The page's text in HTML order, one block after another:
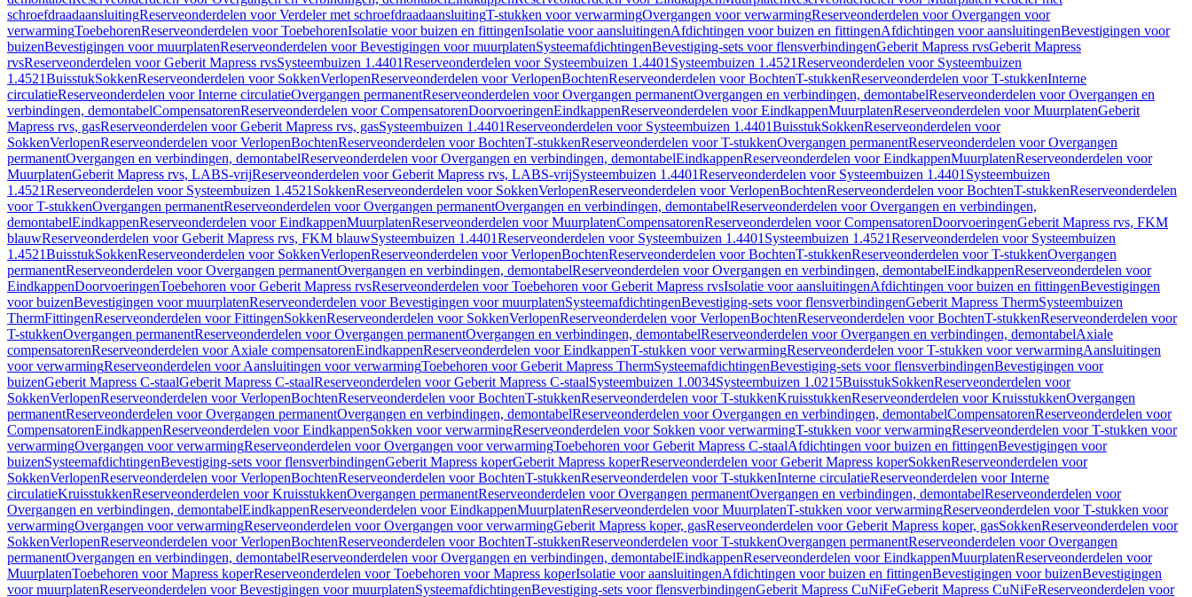
schroefdraadaansluitingReserveonderdelen voor Verdeler met schroefdraadaansluitingT-stukken voor verwarmingOvergangen voor verwarmingReserveonderdelen voor Overgangen voor
verwarmingToebehorenReserveonderdelen voor ToebehorenIsolatie voor buizen en fittingenIsolatie voor aansluitingenAfdichtingen voor buizen en fittingenAfdichtingen voor aansluitingenBevestigingen voor
buizenBevestigingen voor muurplatenReserveonderdelen voor Bevestigingen voor muurplatenSysteemafdichtingenBevestiging-sets voor flensverbindingenGeberit Mapress rvsGeberit Mapress
rvsReserveonderdelen voor Geberit Mapress rvsSysteembuizen 1.4401Reserveonderdelen voor Systeembuizen 1.4401 Systeembuizen 1.4521Reserveonderdelen voor Systeembuizen
1.4521BuisstukSokkenReserveonderdelen voor SokkenVerlopenReserveonderdelen voor VerlopenBochtenReserveonderdelen voor BochtenT-stukkenReserveonderdelen voor T-stukkenInterne
circulatieReserveonderdelen voor Interne circulatieOvergangen permanentReserveonderdelen voor Overgangen permanentOvergangen en verbindingen, demontabelReserveonderdelen voor Overgangen en
verbindingen, demontabelCompensatorenReserveonderdelen voor CompensatorenDoorvoeringenEindkappenReserveonderdelen voor EindkappenMuurplatenReserveonderdelen voor MuurplatenGeberit
Mapress rvs, gasReserveonderdelen voor Geberit Mapress rvs, gasSysteembuizen 1.4401Reserveonderdelen voor Systeembuizen 1.4401BuisstukSokkenReserveonderdelen voor
SokkenVerlopenReserveonderdelen voor VerlopenBochtenReserveonderdelen voor BochtenT-stukkenReserveonderdelen voor T-stukkenOvergangen permanentReserveonderdelen voor Overgangen
permanentOvergangen en verbindingen, demontabelReserveonderdelen voor Overgangen en verbindingen, demontabelEindkappenReserveonderdelen voor EindkappenMuurplatenReserveonderdelen voor
MuurplatenGeberit Mapress rvs, LABS-vrijReserveonderdelen voor Geberit Mapress rvs, LABS-vrijSysteembuizen 1.4401Reserveonderdelen voor Systeembuizen 1.4401 Systeembuizen
1.4521Reserveonderdelen voor Systeembuizen 1.4521 SokkenReserveonderdelen voor SokkenVerlopenReserveonderdelen voor VerlopenBochtenReserveonderdelen voor BochtenT-stukkenReserveonderdelen
voor T-stukkenOvergangen permanentReserveonderdelen voor Overgangen permanentOvergangen en verbindingen, demontabelReserveonderdelen voor Overgangen en verbindingen,
demontabelEindkappenReserveonderdelen voor EindkappenMuurplatenReserveonderdelen voor MuurplatenCompensatorenReserveonderdelen voor CompensatorenDoorvoeringenGeberit Mapress rvs, FKM
blauwReserveonderdelen voor Geberit Mapress rvs, FKM blauwSysteembuizen 1.4401Reserveonderdelen voor Systeembuizen 1.4401 Systeembuizen 1.4521Reserveonderdelen voor Systeembuizen
1.4521BuisstukSokkenReserveonderdelen voor SokkenVerlopenReserveonderdelen voor VerlopenBochtenReserveonderdelen voor BochtenT-stukkenReserveonderdelen voor T-stukkenOvergangen
permanentReserveonderdelen voor Overgangen permanentOvergangen en verbindingen, demontabelReserveonderdelen voor Overgangen en verbindingen, demontabelEindkappenReserveonderdelen voor
EindkappenDoorvoeringenToebehoren voor Geberit Mapress rvsReserveonderdelen voor Toebehoren voor Geberit Mapress rvsIsolatie voor aansluitingenAfdichtingen voor buizen en fittingenBevestigingen
voor buizenBevestigingen voor muurplatenReserveonderdelen voor Bevestigingen voor muurplatenSysteemafdichtingenBevestiging-sets voor flensverbindingenGeberit Mapress ThermSysteembuizen
ThermFittingenReserveonderdelen voor FittingenSokkenReserveonderdelen voor SokkenVerlopenReserveonderdelen voor VerlopenBochtenReserveonderdelen voor BochtenT-stukkenReserveonderdelen voor
T-stukkenOvergangen permanentReserveonderdelen voor Overgangen permanentOvergangen en verbindingen, demontabelReserveonderdelen voor Overgangen en verbindingen, demontabelAxiale
compensatorenReserveonderdelen voor Axiale compensatorenEindkappenReserveonderdelen voor EindkappenT-stukken voor verwarmingReserveonderdelen voor T-stukken voor verwarmingAansluitingen
voor verwarmingReserveonderdelen voor Aansluitingen voor verwarmingToebehoren voor Geberit Mapress ThermSysteemafdichtingenBevestiging-sets voor flensverbindingenBevestigingen voor
buizenGeberit Mapress C-staalGeberit Mapress C-staalReserveonderdelen voor Geberit Mapress C-staalSysteembuizen 1.0034Systeembuizen 1.0215BuisstukSokkenReserveonderdelen voor
SokkenVerlopenReserveonderdelen voor VerlopenBochtenReserveonderdelen voor BochtenT-stukkenReserveonderdelen voor T-stukkenKruisstukkenReserveonderdelen voor KruisstukkenOvergangen
permanentReserveonderdelen voor Overgangen permanentOvergangen en verbindingen, demontabelReserveonderdelen voor Overgangen en verbindingen, demontabelCompensatorenReserveonderdelen voor
CompensatorenEindkappenReserveonderdelen voor EindkappenSokken voor verwarmingReserveonderdelen voor Sokken voor verwarmingT-stukken voor verwarmingReserveonderdelen voor T-stukken voor
verwarmingOvergangen voor verwarmingReserveonderdelen voor Overgangen voor verwarmingToebehoren voor Geberit Mapress C-staalAfdichtingen voor buizen en fittingenBevestigingen voor
buizenSysteemafdichtingenBevestiging-sets voor flensverbindingenGeberit Mapress koperGeberit Mapress koperReserveonderdelen voor Geberit Mapress koperSokkenReserveonderdelen voor
SokkenVerlopenReserveonderdelen voor VerlopenBochtenReserveonderdelen voor BochtenT-stukkenReserveonderdelen voor T-stukkenInterne circulatieReserveonderdelen voor Interne
circulatieKruisstukkenReserveonderdelen voor KruisstukkenOvergangen permanentReserveonderdelen voor Overgangen permanentOvergangen en verbindingen, demontabelReserveonderdelen voor
Overgangen en verbindingen, demontabelEindkappenReserveonderdelen voor EindkappenMuurplatenReserveonderdelen voor MuurplatenT-stukken voor verwarmingReserveonderdelen voor T-stukken voor
verwarmingOvergangen voor verwarmingReserveonderdelen voor Overgangen voor verwarmingGeberit Mapress koper, gasReserveonderdelen voor Geberit Mapress koper, gasSokkenReserveonderdelen voor
SokkenVerlopenReserveonderdelen voor VerlopenBochtenReserveonderdelen voor BochtenT-stukkenReserveonderdelen voor T-stukkenOvergangen permanentReserveonderdelen voor Overgangen
permanentOvergangen en verbindingen, demontabelReserveonderdelen voor Overgangen en verbindingen, demontabelEindkappenReserveonderdelen voor EindkappenMuurplatenReserveonderdelen voor
MuurplatenToebehoren voor Mapress koperReserveonderdelen voor Toebehoren voor Mapress koperIsolatie voor aansluitingenAfdichtingen voor buizen en fittingenBevestigingen voor buizenBevestigingen
voor muurplatenReserveonderdelen voor Bevestigingen voor muurplatenSysteemafdichtingenBevestiging-sets voor flensverbindingenGeberit Mapress CuNiFeGeberit Mapress CuNiFeReserveonderdelen voor